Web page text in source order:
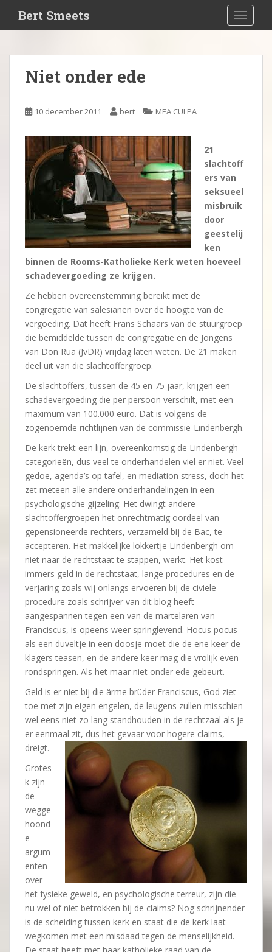
i
Bert Smeets
Niet onder ede
10 december 2011 bert MEA CULPA
21
slachtoff
ers van
seksueel
misbruik
door
geestelij
ken
binnen de Rooms-Katholieke Kerk weten hoeveel
schadevergoeding ze krijgen.
Ze hebben overeenstemming bereikt met de
congregatie van salesianen over de hoogte van de
vergoeding. Dat heeft Frans Schaars van de stuurgroep
die bemiddelde tussen de congregatie en de Jongens
van Don Rua (JvDR) vrijdag laten weten. De 21 maken
deel uit van die slachtoffergroep.
De slachtoffers, tussen de 45 en 75 jaar, krijgen een
schadevergoeding die per persoon verschilt, met een
maximum van 100.000 euro. Dat is volgens de
zogenoemde richtlijnen van de commissie-Lindenbergh.
De kerk trekt een lijn, overeenkomstig de Lindenbergh
categorieën, dus veel te onderhandelen viel er niet. Veel
gedoe, agenda’s op tafel, en mediation stress, doch het
zet meteen alle andere onderhandelingen in een
psychologische gijzeling. Het dwingt andere
slachtoffergroepen het onrechtmatig oordeel van
gepensioneerde rechters, verzameld bij de Bac, te
accepteren. Het makkelijke lokkertje Lindenbergh om
niet naar de rechtstaat te stappen, werkt. Het kost
immers geld in de rechtstaat, lange procedures en de
verjaring zoals wij onlangs ervoeren bij de civiele
procedure zoals schrijver van dit blog heeft
aangespannen tegen een van de martelaren van
Franciscus, is opeens weer springlevend. Hocus pocus
als een duveltje in een doosje moet die de ene keer de
klagers teasen, en de andere keer mag die vrolijk even
rondspringen. Als het maar niet onder ede gebeurt.
Geld is er niet bij die ärme brüder Franciscus, God ziet
toe met zijn eigen engelen, de leugens zullen misschien
wel eens niet zo lang standhouden in de rechtzaal als je
er eenmaal zit, dus het gevaar voor hogere claims,
dreigt.
Grotes
k zijn
de
wegge
hoond
e
argum
enten
over
het fysieke geweld, en psychologische terreur, zijn die
nu wel of niet betrokken bij de claims? Nog schrijnender
is de scheiding tussen kerk en staat die de kerk laat
wegkomen met een misdaad tegen de menselijkheid.